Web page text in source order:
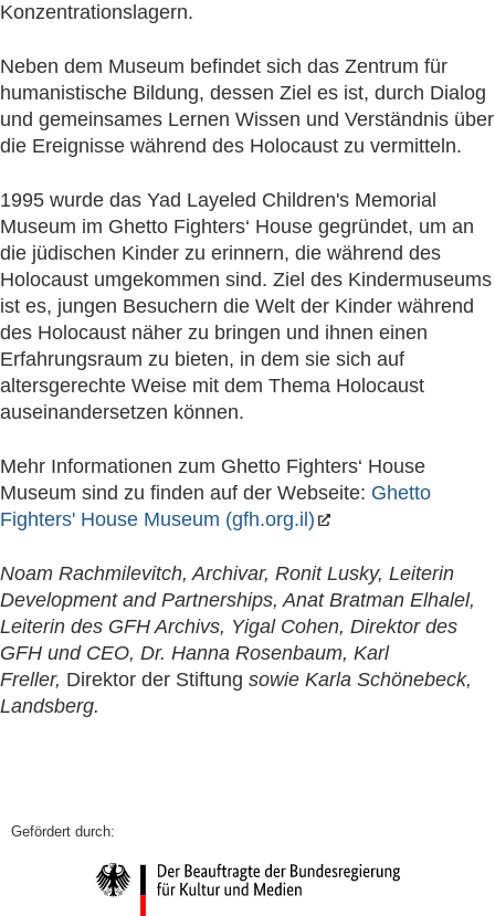
Konzentrationslagern.
Neben dem Museum befindet sich das Zentrum für
humanistische Bildung, dessen Ziel es ist, durch Dialog
und gemeinsames Lernen Wissen und Verständnis über
die Ereignisse während des Holocaust zu vermitteln.
1995 wurde das Yad Layeled Children's Memorial
Museum im Ghetto Fighters‘ House gegründet, um an
die jüdischen Kinder zu erinnern, die während des
Holocaust umgekommen sind. Ziel des Kindermuseums
ist es, jungen Besuchern die Welt der Kinder während
des Holocaust näher zu bringen und ihnen einen
Erfahrungsraum zu bieten, in dem sie sich auf
altersgerechte Weise mit dem Thema Holocaust
auseinandersetzen können.
Mehr Informationen zum Ghetto Fighters‘ House
Museum sind zu finden auf der Webseite: Ghetto
Fighters' House Museum (gfh.org.il)
Noam Rachmilevitch, Archivar, Ronit Lusky, Leiterin
Development and Partnerships, Anat Bratman Elhalel,
Leiterin des GFH Archivs, Yigal Cohen, Direktor des
GFH und CEO, Dr. Hanna Rosenbaum, Karl
Freller, Direktor der Stiftung sowie Karla Schönebeck,
Landsberg.